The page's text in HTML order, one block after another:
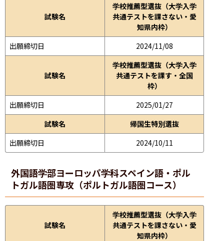
試験名
学校推薦型選抜（大学入学
共通テストを課さない・愛
知県内枠）
出願締切日
2024/11/08
試験名
学校推薦型選抜（大学入学
共通テストを課す・全国
枠）
出願締切日
2025/01/27
試験名
帰国生特別選抜
出願締切日
2024/10/11
外国語学部ヨーロッパ学科スペイン語・ポル
トガル語圏専攻（ポルトガル語圏コース）
試験名
学校推薦型選抜（大学入学
共通テストを課さない・愛
知県内枠）